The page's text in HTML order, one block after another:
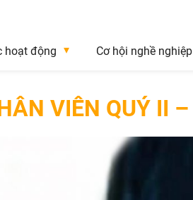
hoạt động Cơ hội nghề nghiệp
VIÊN QUÝ II